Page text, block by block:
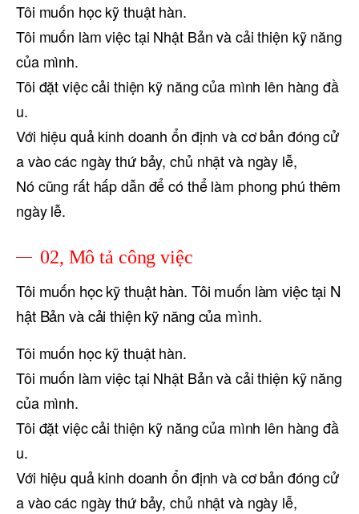
Tôi muốn học kỹ thuật hàn.
Tôi muốn làm việc tại Nhật Bản và cải thiện kỹ năng
của mình.
Tôi đặt việc cải thiện kỹ năng của mình lên hàng đầ
u.
Với hiệu quả kinh doanh ổn định và cơ bản đóng cử
a vào các ngày thứ bảy, chủ nhật và ngày lễ,
Nó cũng rất hấp dẫn để có thể làm phong phú thêm
ngày lễ.
02, Mô tả công việc
Tôi muốn học kỹ thuật hàn. Tôi muốn làm việc tại N
hật Bản và cải thiện kỹ năng của mình.
Tôi muốn học kỹ thuật hàn.
Tôi muốn làm việc tại Nhật Bản và cải thiện kỹ năng
của mình.
Tôi đặt việc cải thiện kỹ năng của mình lên hàng đầ
u.
Với hiệu quả kinh doanh ổn định và cơ bản đóng cử
a vào các ngày thứ bảy, chủ nhật và ngày lễ,